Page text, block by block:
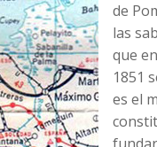
de
las
que
1851
es el